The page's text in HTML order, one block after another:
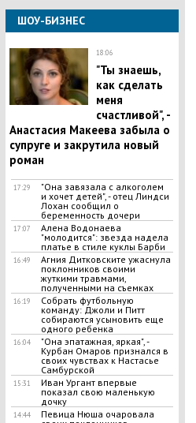
ШОУ-БИЗНЕС
18:06
"Ты знаешь,
как сделать
меня
счастливой", -
Анастасия Макеева забыла о
супруге и закрутила новый
роман
17:29
"Она завязала с алкоголем
и хочет детей", - отец Линдси
Лохан сообщил о
беременность дочери
17:07
Алена Водонаева
"молодится": звезда надела
платье в стиле куклы Барби
16:49
Агния Дитковските ужаснула
поклонников своими
жуткими травмами,
полученными на съемках
16:19
Собрать футбольную
команду: Джоли и Питт
собираются усыновить еще
одного ребенка
16:04
"Она эпатажная, яркая", -
Курбан Омаров признался в
своих чувствах к Настасье
Самбурской
15:31
Иван Ургант впервые
показал свою маленькую
дочку
14:44
Певица Нюша очаровала